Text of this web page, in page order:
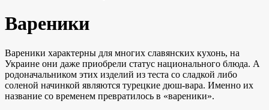
Вареники
Вареники характерны для многих славянских кухонь, на
Украине они даже приобрели статус национального блюда. А
родоначальником этих изделий из теста со сладкой либо
соленой начинкой являются турецкие дюш-вара. Именно их
название со временем превратилось в «вареники».